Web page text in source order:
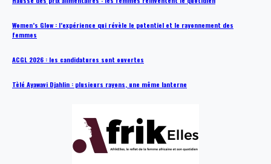
Women’s Glow : l’expérience qui révèle le potentiel et le rayonnement des
femmes
ACGL 2026 : les candidatures sont ouvertes
Tèlé Ayawavi Djahlin : plusieurs rayons, une même lanterne